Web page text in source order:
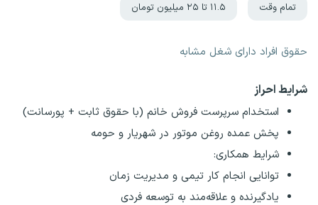
تمام وقت
۱۱.۵ تا ۲۵ میلیون تومان
حقوق افراد دارای شغل مشابه
شرایط احراز
استخدام سرپرست فروش خانم (با حقوق ثابت + پورسانت)
️پخش عمده روغن موتور در شهریار و حومه
شرایط همکاری:
توانایی انجام کار تیمی و مدیریت زمان
یادگیرنده و علاقه‌مند به توسعه فردی